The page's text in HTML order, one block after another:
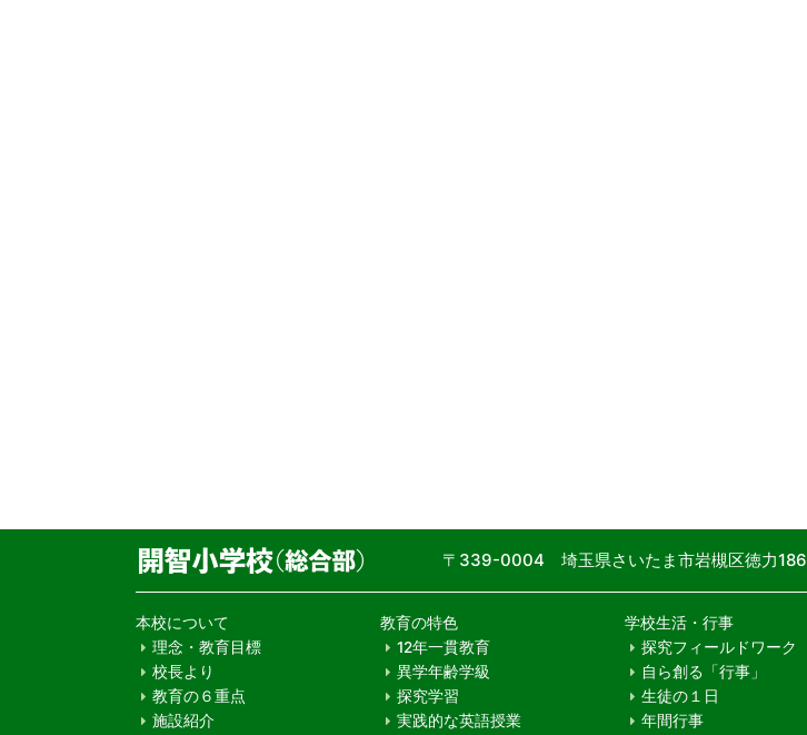
〒339-0004 埼玉県さいたま市岩槻区徳力186
本校について
理念・教育目標
校長より
教育の６重点
施設紹介
教育の特色
12年一貫教育
異学年齢学級
探究学習
実践的な英語授業
学校生活・行事
探究フィールドワーク
自ら創る「行事」
生徒の１日
年間行事